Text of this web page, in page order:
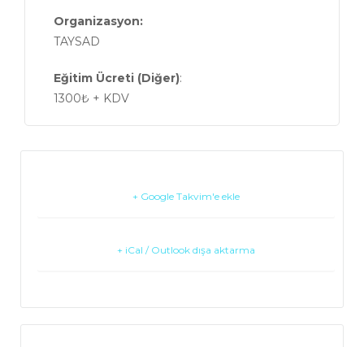
Organizasyon:
TAYSAD
Eğitim Ücreti (Diğer):
1300₺ + KDV
+ Google Takvim'e ekle
+ iCal / Outlook dışa aktarma